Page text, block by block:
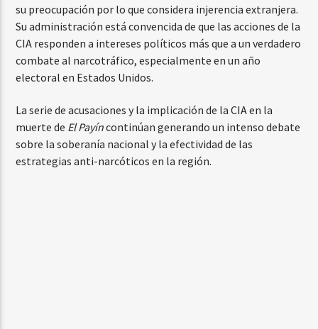
su preocupación por lo que considera injerencia extranjera.
Su administración está convencida de que las acciones de la
CIA responden a intereses políticos más que a un verdadero
combate al narcotráfico, especialmente en un año
electoral en Estados Unidos.
La serie de acusaciones y la implicación de la CIA en la
muerte de El Payíncontinúan generando un intenso debate
sobre la soberanía nacional y la efectividad de las
estrategias anti-narcóticos en la región.